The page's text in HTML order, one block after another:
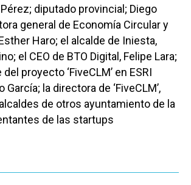
diputado provincial; Diego
general de Economía Circular y
Haro; el alcalde de Iniesta,
el CEO de BTO Digital, Felipe Lara;
proyecto ‘FiveCLM’ en ESRI
García; la directora de ‘FiveCLM’,
de otros ayuntamiento de la
de las startups
Castilla-La
Toledo
Ciudad Real
Albacete
Sanidad
Economía